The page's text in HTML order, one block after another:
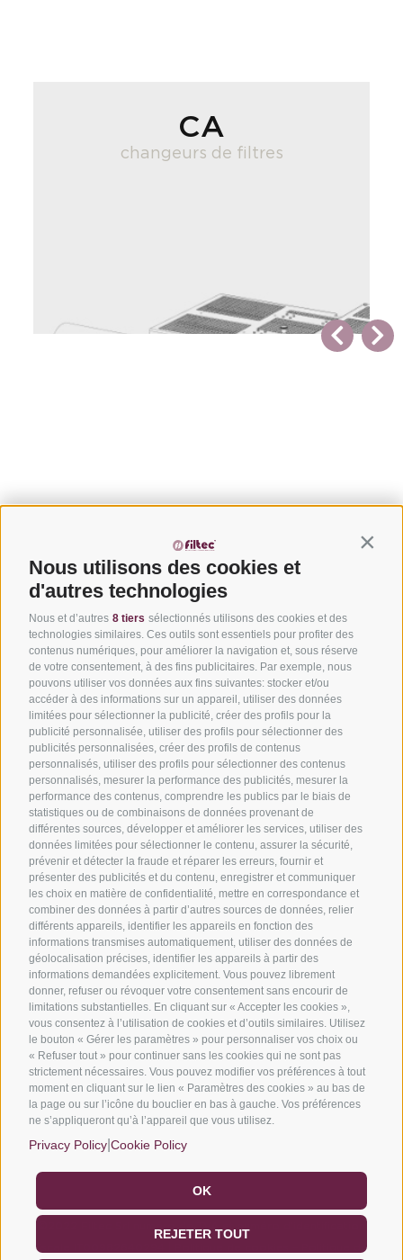
Nous utilisons des cookies et
d'autres technologies
Nous et d’autres 8 tiers sélectionnés utilisons des cookies et des
technologies similaires. Ces outils sont essentiels pour profiter des
contenus numériques, pour améliorer la navigation et, sous réserve
de votre consentement, à des fins publicitaires. Par exemple, nous
pouvons utiliser vos données aux fins suivantes: stocker et/ou
accéder à des informations sur un appareil, utiliser des données
limitées pour sélectionner la publicité, créer des profils pour la
publicité personnalisée, utiliser des profils pour sélectionner des
publicités personnalisées, créer des profils de contenus
personnalisés, utiliser des profils pour sélectionner des contenus
personnalisés, mesurer la performance des publicités, mesurer la
performance des contenus, comprendre les publics par le biais de
statistiques ou de combinaisons de données provenant de
différentes sources, développer et améliorer les services, utiliser des
données limitées pour sélectionner le contenu, assurer la sécurité,
prévenir et détecter la fraude et réparer les erreurs, fournir et
présenter des publicités et du contenu, enregistrer et communiquer
les choix en matière de confidentialité, mettre en correspondance et
combiner des données à partir d’autres sources de données, relier
différents appareils, identifier les appareils en fonction des
informations transmises automatiquement, utiliser des données de
géolocalisation précises, identifier les appareils à partir des
informations demandées explicitement. Vous pouvez librement
donner, refuser ou révoquer votre consentement sans encourir de
limitations substantielles. En cliquant sur « Accepter les cookies »,
vous consentez à l’utilisation de cookies et d’outils similaires. Utilisez
le bouton « Gérer les paramètres » pour personnaliser vos choix ou
« Refuser tout » pour continuer sans les cookies qui ne sont pas
strictement nécessaires. Vous pouvez modifier vos préférences à tout
moment en cliquant sur le lien « Paramètres des cookies » au bas de
la page ou sur l’icône du bouclier en bas à gauche. Vos préférences
ne s’appliqueront qu’à l’appareil que vous utilisez.
Privacy Policy Cookie Policy
OK
REJETER TOUT
CA
changeurs de filtres
Via del Laghetto, 140 – 45021 Badia Polesine (RO)
0425 594457– info@filtecsrl.eu
Soumettez votre projet et demandez un devis
Découvrez nos solutions
En savoir plus sur nos services
Nos exemples de réussites
Nous sommes membres officiels de :
fiscale IT00982640294 |
Politique de